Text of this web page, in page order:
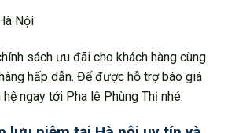
sách ưu đãi cho khách hàng cùng
hấp dẫn. Để được hỗ trợ báo giá
ngay tới Pha lê Phùng Thị nhé.